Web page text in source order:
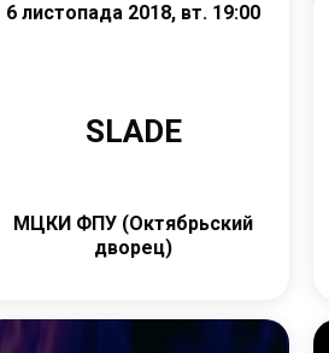
6 листопада 2018, вт. 19:00
SLADE
МЦКИ ФПУ (Октябрьский
дворец)